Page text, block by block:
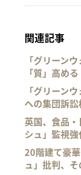
関連記事
「グリーン
「質」高める
「グリーン
への集団訴訟
英国、食品
シュ」監視強
20階建て豪
ュ」批判、